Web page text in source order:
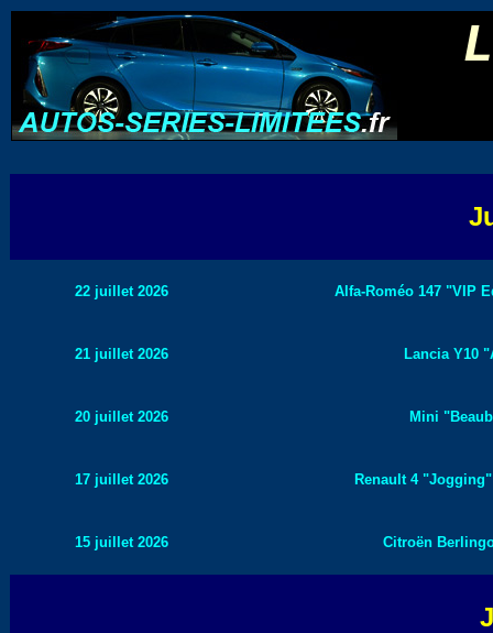
22 juillet 2026 Alfa-Roméo 147 "VIP
21 juillet 2026 Lancia Y10
20 juillet 2026 Mini
17 juillet 2026 Renault 4
15 juillet 2026 Citroën